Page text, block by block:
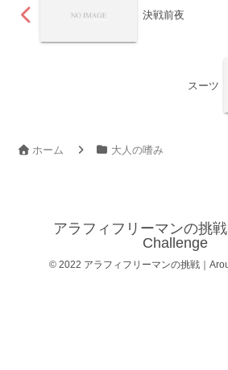
決戦前夜
スーツ
ホーム 大人の嗜み
アラフィフリーマンの挑
Challenge
© 2022 アラフィフリーマンの挑戦｜